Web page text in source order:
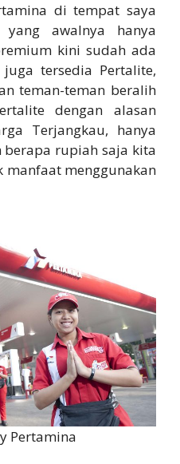
di tempat saya
yang awalnya hanya
kini sudah ada
tersedia Pertalite,
teman-teman beralih
dengan alasan
Terjangkau, hanya
berapa rupiah saja kita
manfaat menggunakan
Pertamina